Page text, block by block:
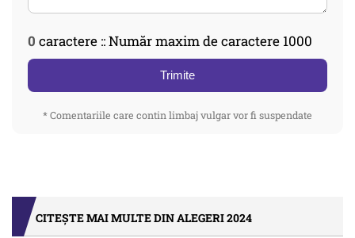
0 caractere :: Număr maxim de caractere 1000
Trimite
* Comentariile care contin limbaj vulgar vor fi suspendate
CITEȘTE MAI MULTE DIN ALEGERI 2024